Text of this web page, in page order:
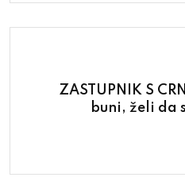
ZASTUPNIK S
buni, želi da